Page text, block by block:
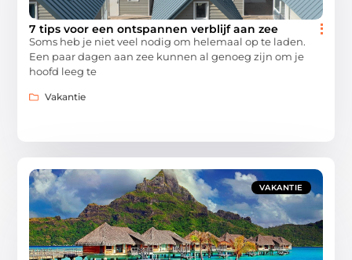
7 tips voor een ontspannen verblijf aan zee
Soms heb je niet veel nodig om helemaal op te laden.
Een paar dagen aan zee kunnen al genoeg zijn om je
hoofd leeg te
Vakantie
VAKANTIE